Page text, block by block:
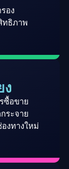
อง
ทธิภาพ
ง
ซื้อขาย
ระจาย
งทางใหม่